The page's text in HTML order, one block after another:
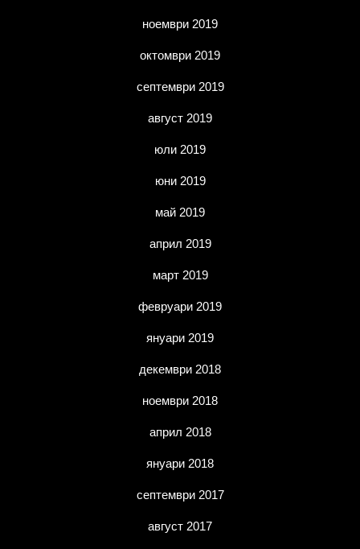
ноември 2019
октомври 2019
септември 2019
август 2019
юли 2019
юни 2019
май 2019
април 2019
март 2019
февруари 2019
януари 2019
декември 2018
ноември 2018
април 2018
януари 2018
септември 2017
август 2017